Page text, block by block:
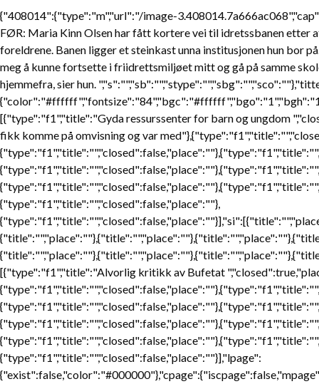
{"408014":{"type":"m","url":"/image-
FØR: Maria Kinn Olsen har fått kortere vei til idretssbanen etter
foreldrene. Banen ligger et steinkast unna institusjonen hun bor
meg å kunne fortsette i friidrettsmiljøet mitt og gå på samme
hjemmefra, sier hun.
[{"type":"f1","title":"Gyda ressurssenter for barn og ungdom
fikk komme på omvisning og var
{"type":"f1","title":"","closed":false,"place":""},
[{"type":"f1","title":"Alvorlig kritikk av Bufetat
{"type":"f1","title":"","closed":false,"place":""}],"lpage":